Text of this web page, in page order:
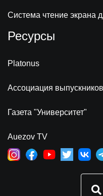
Система чтение экрана
Ресурсы
Platonus
Ассоциация выпускников
Газета "Университет"
Auezov TV